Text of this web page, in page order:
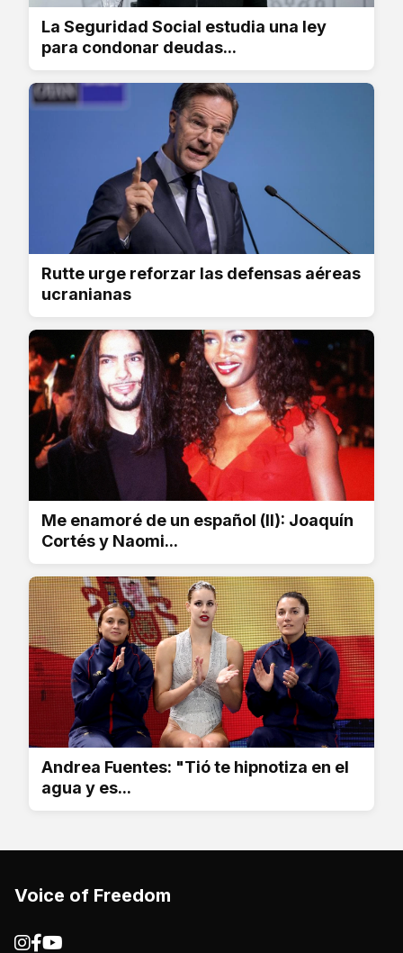
La Seguridad Social estudia una ley
para condonar deudas...
Rutte urge reforzar las defensas aéreas
ucranianas
Me enamoré de un español (II): Joaquín
Cortés y Naomi...
Andrea Fuentes: "Tió te hipnotiza en el
agua y es...
Voice of Freedom